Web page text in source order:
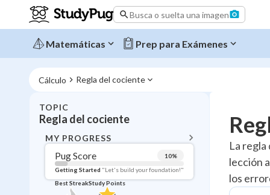
Busca o suelta una imagen
Matemáticas Prep para Exámenes
Cálculo Regla del cociente
TOPIC
Regla del cociente
MY PROGRESS
Pug Score 10%
Getting Started "Let's build your foundation!"
Best StreakStudy Points
Topic
Pug Score
Getting Started
La
lección
los